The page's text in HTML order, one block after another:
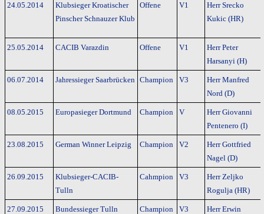
24.05.2014
Klubsieger Kroatischer
Pinscher Schnauzer Klub
Offene V1
Herr Srecko
Kukic (HR)
25.05.2014 CACIB Varazdin Offene V1
Herr Peter
Harsanyi (H)
06.07.2014 Jahressieger Saarbrücken Champion V3
Herr Manfred
Nord (D)
08.05.2015 Europasieger Dortmund Champion V
Herr Giovanni
Pentenero (I)
23.08.2015 German Winner Leipzig Champion V2
Herr Gottfried
Nagel (D)
26.09.2015
Klubsieger-CACIB-
Tulln
Cahmpion V3
Herr Zeljko
Rogulja (HR)
27.09.2015 Bundessieger Tulln Champion V3
Herr Erwin